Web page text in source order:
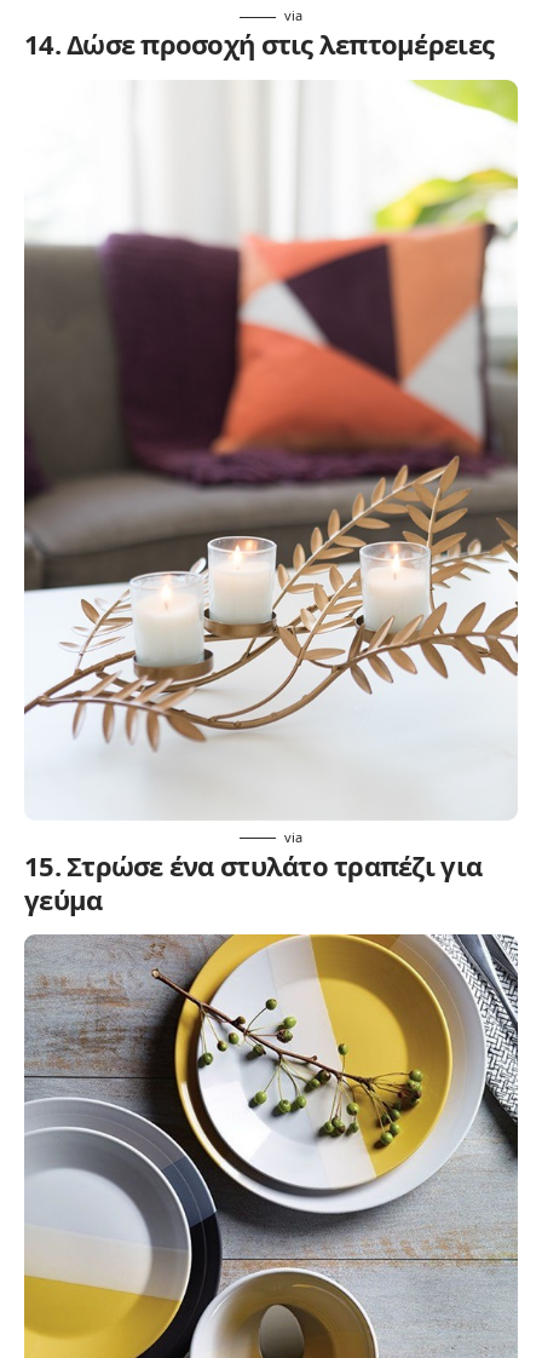
via
14. Δώσε προσοχή στις λεπτομέρειες
via
15. Στρώσε ένα στυλάτο τραπέζι για
γεύμα